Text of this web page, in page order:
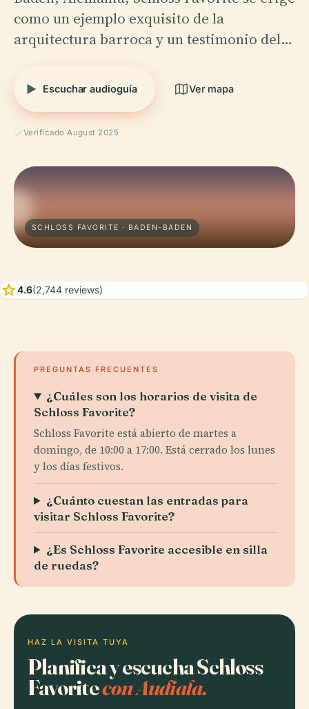
como un ejemplo exquisito de la
arquitectura barroca y un testimonio del…
Escuchar audioguía Ver mapa
Verificado August 2025
SCHLOSS FAVORITE · BADEN-BADEN
star4.6(2,744 reviews)
PREGUNTAS FRECUENTES
¿Cuáles son los horarios de visita de
Schloss Favorite?
Schloss Favorite está abierto de martes a
domingo, de 10:00 a 17:00. Está cerrado los lunes
y los días festivos.
¿Cuánto cuestan las entradas para
visitar Schloss Favorite?
¿Es Schloss Favorite accesible en silla
de ruedas?
HAZ LA VISITA TUYA
Planifica y escucha Schloss
Favoritecon Audiala.